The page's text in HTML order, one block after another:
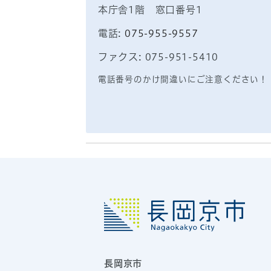
本庁舎1階 窓口番号1
電話: 075-955-9557
ファクス: 075-951-5410
電話番号のかけ間違いにご注意ください！
長岡京市